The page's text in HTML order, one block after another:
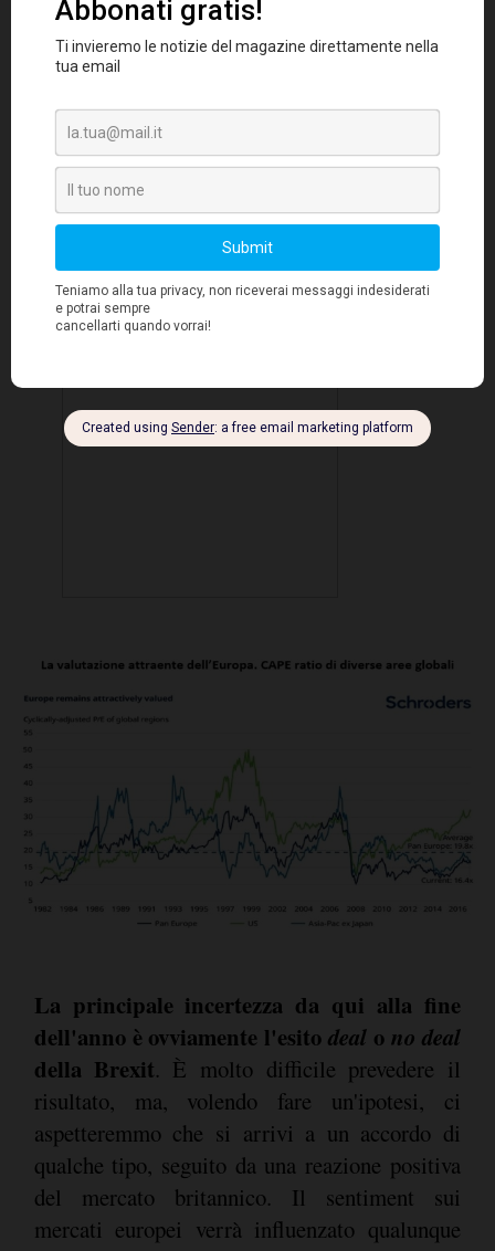
societario statunitense. In aggiunta, non siamo
sorpresi nel constatare la forza del dollaro, in
parte finanziata da vendite consistenti
sull'Europa. Le stime sui riscatti di fondi nel
corso di quest'anno hanno raggiunto i 22
miliardi di euro, data la crescita più
consistente degli utili statunitensi, le
preoccupazioni legate al commercio
internazionale e la solita irrequietezza politica
dell'Europa.
La principale incertezza da qui alla fine
dell'anno è ovviamente l'esito deal o no deal
della Brexit. È molto difficile prevedere il
risultato, ma, volendo fare un'ipotesi, ci
aspetteremmo che si arrivi a un accordo di
qualche tipo, seguito da una reazione positiva
del mercato britannico. Il sentiment sui
mercati europei verrà influenzato qualunque